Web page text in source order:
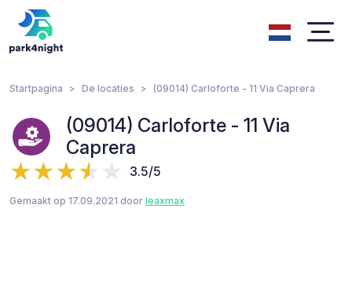
Startpagina De locaties (09014) Carloforte - 11 Via Caprera
(09014) Carloforte - 11 Via
Caprera
3.5/5
Gemaakt op 17.09.2021 door leaxmax